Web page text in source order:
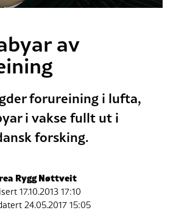
av
forureining i lufta,
i vakse fullt ut i
forsking.
Rygg Nøttveit
17.10.2013 17:10
24.05.2017 15:05